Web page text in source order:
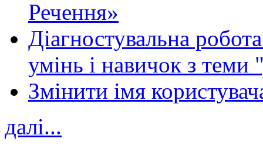
Речення»
Діагностувальна
умінь і навичок з теми
Змінити імя
далі...